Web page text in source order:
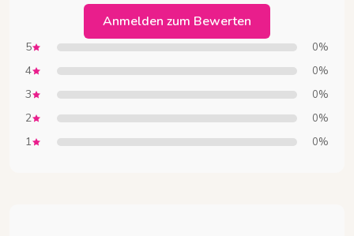
Anmelden zum Bewerten
5 0%
4 0%
3 0%
2 0%
1 0%